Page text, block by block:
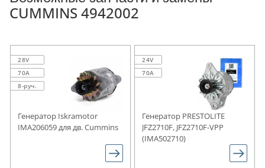
CUMMINS 4942002
28V
70A
8-руч.
Генератор Iskramotor
IMA206059 для дв. Cummins
24V
70A
Генератор PRESTOLITE
JFZ2710F, JFZ2710F-VPP
(IMA502710)